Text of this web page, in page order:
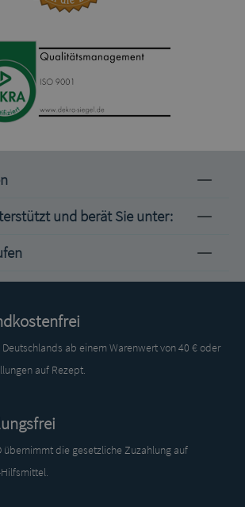
und berät Sie unter:
ab einem Warenwert von 40 € oder
auf Rezept.
übernimmt die gesetzliche Zuzahlung auf